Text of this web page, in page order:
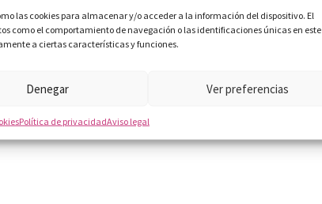
las cookies para almacenar y/o acceder a la información del dispositivo. El
como el comportamiento de navegación o las identificaciones únicas en este
a ciertas características y funciones.
Denegar Ver preferencias
Política de privacidadAviso legal